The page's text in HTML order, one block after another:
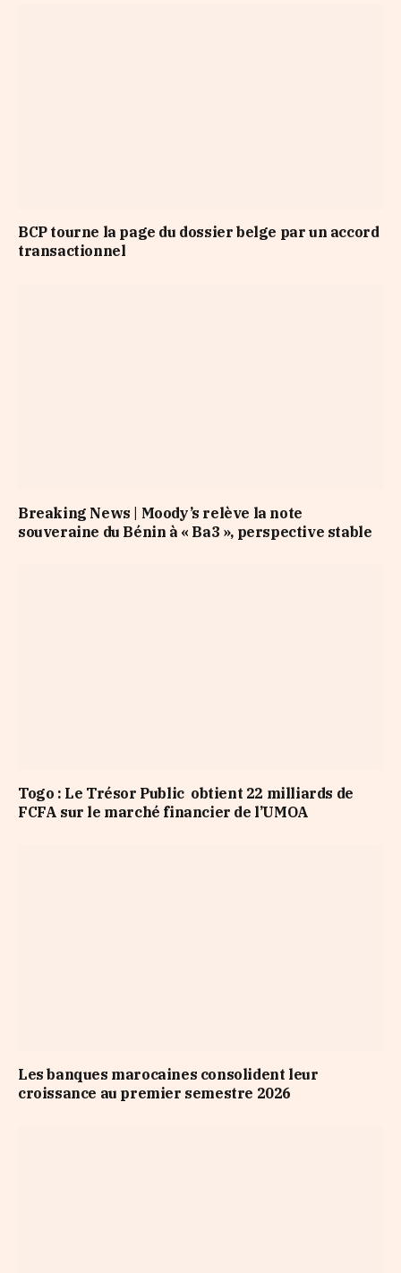
BCP tourne la page du dossier belge par un accord
transactionnel
Breaking News | Moody’s relève la note
souveraine du Bénin à « Ba3 », perspective stable
Togo : Le Trésor Public obtient 22 milliards de
FCFA sur le marché financier de l’UMOA
Les banques marocaines consolident leur
croissance au premier semestre 2026